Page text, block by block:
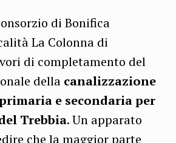
di Bonifica
La Colonna di
di completamento del
della canalizzazione
e secondaria per
Trebbia. Un apparato
che la maggior parte